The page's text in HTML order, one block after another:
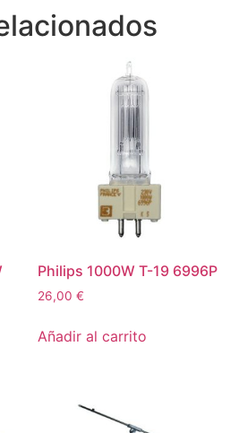
Philips 1000W T-19 6996P
26,00 €
Añadir al carrito